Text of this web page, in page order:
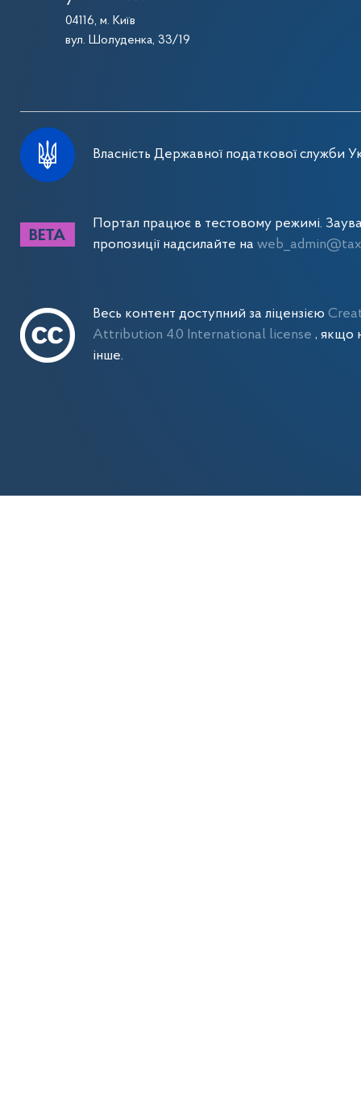
04116, м. Київ
вул. Шолуденка, 33/19
Власність Державної податкової служби
Портал працює в тестовому режимі.
пропозиції надсилайте на
Весь контент доступний за ліцензією
Attribution 4.0 International license , якщо
інше.